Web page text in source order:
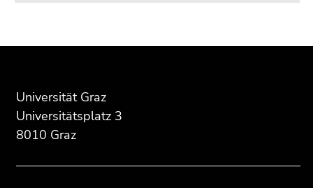
Beginn
Zusatzinformationen:
Universität Graz
Universitätsplatz 3
8010 Graz
Ende
Übersicht
Ende
Übersicht